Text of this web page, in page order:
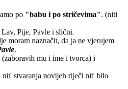
po "babu i po stričevima". (niti
Pije, Pavle i slični.
moram naznačit, da ja ne vjerujem
.
mu i ime i tvorca) i
stvaranja novijeh riječi nit' bilo